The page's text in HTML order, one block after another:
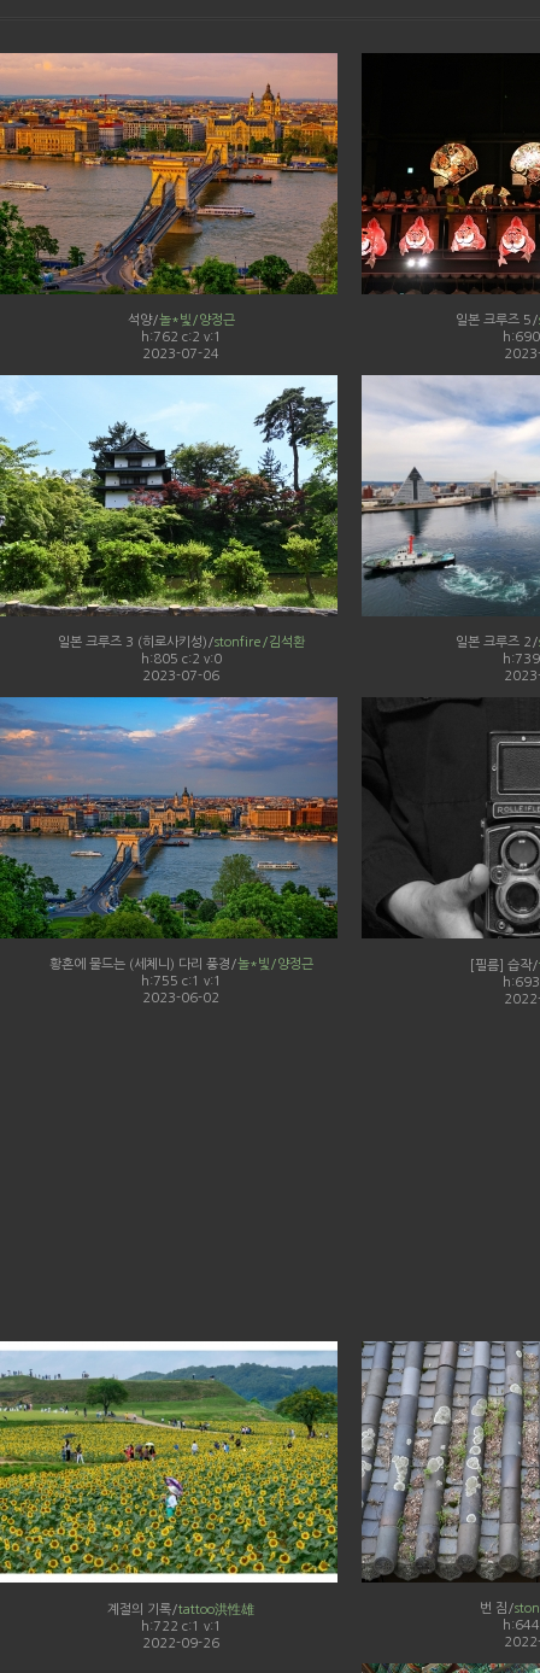
석양/놀*빛/양정근
h:762 c:2 v:1
2023-07-24
일본 크루즈 5/
일본 크루즈 3 (히로사키성)/stonfire/김석환
h:805 c:2 v:0
2023-07-06
일본 크루즈 2/
황혼에 물드는 (세체니) 다리 풍경/놀*빛/양정근
h:755 c:1 v:1
2023-06-02
[필름] 습작/
계절의 기록/tattoo洪性雄
h:722 c:1 v:1
2022-09-26
번 짐/